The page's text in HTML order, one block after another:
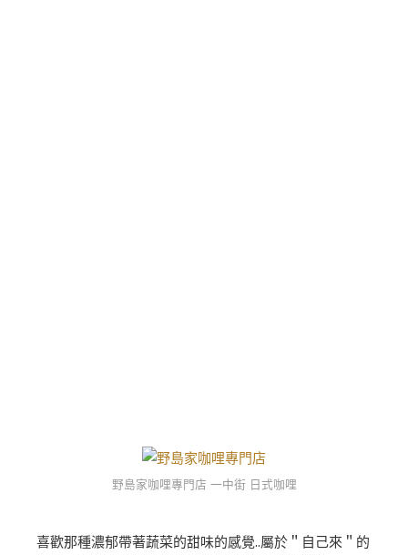
野島家咖哩專門店 一中街 日式咖哩
喜歡那種濃郁帶著蔬菜的甜味的感覺..屬於＂自己來＂的